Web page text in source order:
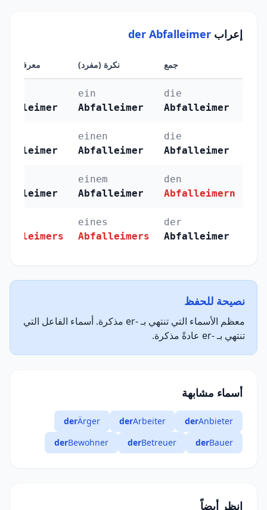
إعراب der Abfalleimer
معرفة نكرة (مفرد) جمع
ein
Abfalleimer
die
Abfalleimer
einen
Abfalleimer
die
Abfalleimer
einem
Abfalleimer
den
Abfalleimern
eines
Abfalleimers
der
Abfalleimer
نصيحة للحفظ
معظم الأسماء التي تنتهي بـ -er مذكرة. أسماء الفاعل التي
تنتهي بـ -er عادةً مذكرة.
أسماء مشابهة
derAnbieter
derArbeiter
derÄrger
derBauer
derBetreuer
derBewohner
انظر أيضاً